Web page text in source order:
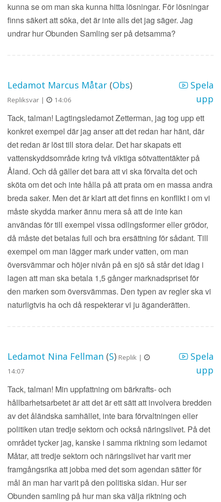
kunna se om man ska kunna hitta lösningar. För lösningar
finns säkert att söka, det är inte alls det jag säger. Jag
undrar hur Obunden Samling ser på detsamma?
Ledamot Marcus Måtar (Obs)
Repliksvar | 14:06
Spela
upp
Tack, talman! Lagtingsledamot Zetterman, jag tog upp ett
konkret exempel där jag anser att det redan har hänt, där
det redan är löst till stora delar. Det har skapats ett
vattenskyddsområde kring två viktiga sötvattentäkter på
Åland. Och då gäller det bara att vi ska förvalta det och
sköta om det och inte hålla på att prata om en massa andra
breda saker. Men det är klart att det finns en konflikt i om vi
måste skydda marker ännu mera så att de inte kan
användas för till exempel vissa odlingsformer eller grödor,
då måste det betalas full och bra ersättning för sådant. Till
exempel om man lägger mark under vatten, om man
översvämmar och höjer nivån på en sjö så står det idag i
lagen att man ska betala 1,5 gånger marknadspriset för
den marken som översvämmas. Den typen av regler ska vi
naturligtvis ha och då respekterar vi ju äganderätten.
Ledamot Nina Fellman (S) Replik |
14:07
Spela
upp
Tack, talman! Min uppfattning om bärkrafts- och
hållbarhetsarbetet är att det är ett sätt att involvera bredden
av det åländska samhället, inte bara förvaltningen eller
politiken utan tredje sektorn och också näringslivet. På det
området tycker jag, kanske i samma riktning som ledamot
Måtar, att tredje sektorn och näringslivet har varit mer
framgångsrika att jobba med det som agendan sätter för
mål än man har varit på den politiska sidan. Hur ser
Obunden samling på hur man ska välja riktning och